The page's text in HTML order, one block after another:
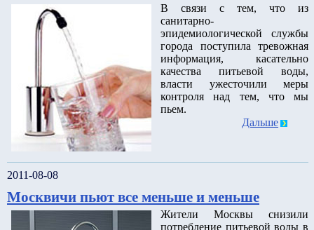
В связи с тем, что из
санитарно-
эпидемиологической службы
города поступила тревожная
информация, касательно
качества питьевой воды,
власти ужесточили меры
контроля над тем, что мы
пьем.
Дальше
2011-08-08
Москвичи пьют все меньше и меньше
Жители Москвы снизили
потребление питьевой воды в